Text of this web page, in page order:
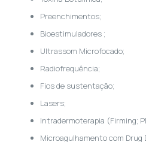
Preenchimentos;
Bioestimuladores ;
Ultrassom Microfocado;
Radiofrequência;
Fios de sustentação;
Lasers;
Intradermoterapia (Firming;
Microagulhamento com Drug